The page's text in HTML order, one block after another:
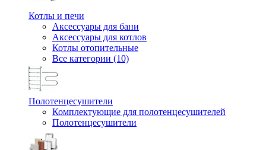
Котлы и печи
Аксессуары для бани
Аксессуары для котлов
Котлы отопительные
Все категории (10)
Полотенцесушители
Комплектующие для полотенцесушителей
Полотенцесушители